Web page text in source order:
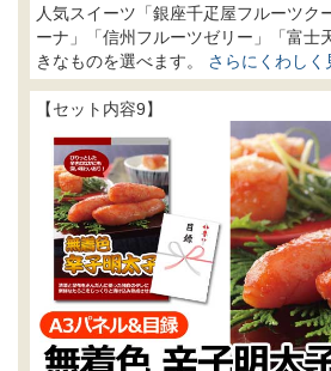
人気スイーツ「銀座千疋屋フルーツク
ーナ」「信州フルーツゼリー」「富士
きなものを選べます。 さらにくわしく
【セット内容9】